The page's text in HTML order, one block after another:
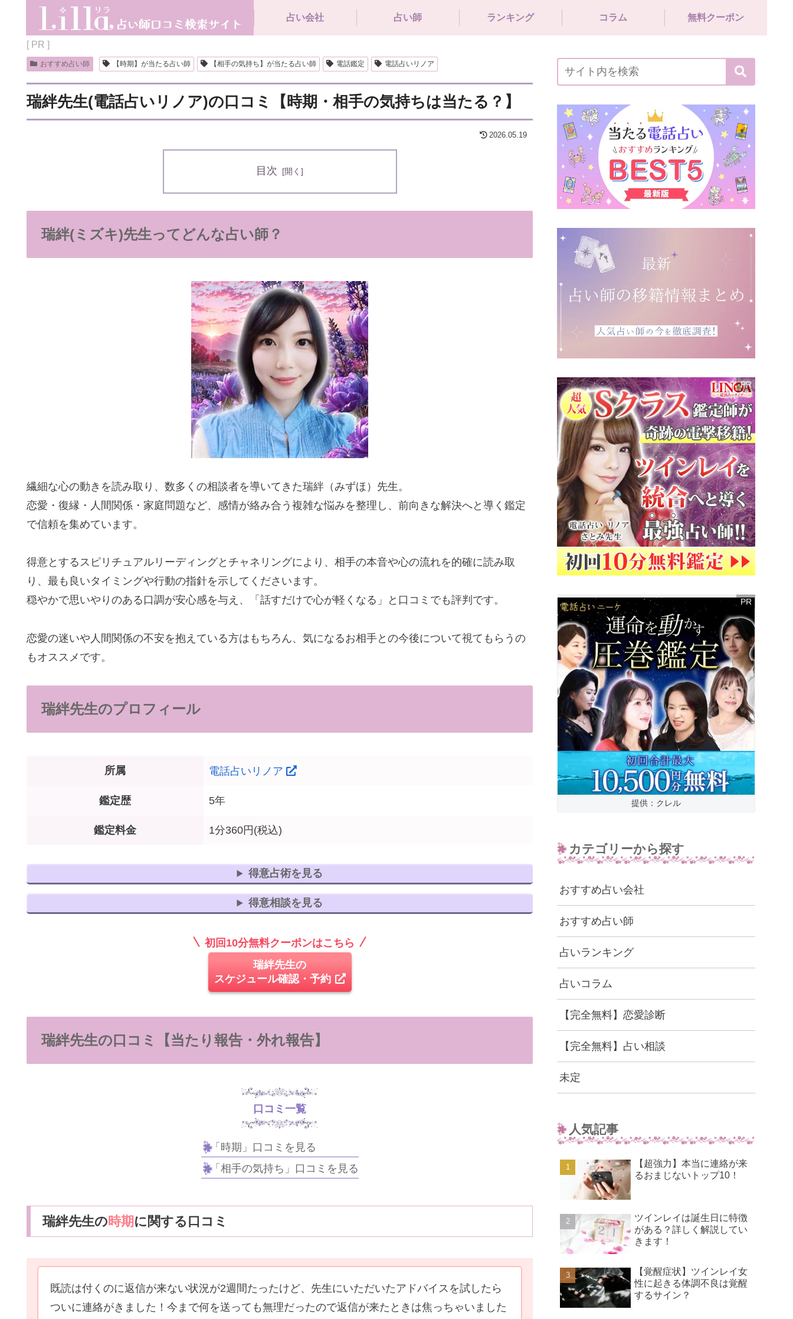
占い会社 占い師 ランキング コラム 無料クーポン
[ PR ]
おすすめ占い師 【時期】が当たる占い師 【相手の気持ち】が当たる占い師 電話鑑定 電話占いリノア
瑞絆先生(電話占いリノア)の口コミ【時期・相手の気持ちは当たる？】
2026.05.19
目次
瑞絆(ミズキ)先生ってどんな占い師？
繊細な心の動きを読み取り、数多くの相談者を導いてきた瑞絆（みずほ）先生。
恋愛・復縁・人間関係・家庭問題など、感情が絡み合う複雑な悩みを整理し、前向きな解決へと導く鑑定
で信頼を集めています。
得意とするスピリチュアルリーディングとチャネリングにより、相手の本音や心の流れを的確に読み取
り、最も良いタイミングや行動の指針を示してくださいます。
穏やかで思いやりのある口調が安心感を与え、「話すだけで心が軽くなる」と口コミでも評判です。
恋愛の迷いや人間関係の不安を抱えている方はもちろん、気になるお相手との今後について視てもらうの
もオススメです。
瑞絆先生のプロフィール
所属 電話占いリノア
鑑定歴 5年
鑑定料金 1分360円(税込)
得意占術を見る
得意相談を見る
初回10分無料クーポンはこちら
瑞絆先生の
スケジュール確認・予約
瑞絆先生の口コミ【当たり報告・外れ報告】
口コミ一覧
「時期」口コミを見る
「相手の気持ち」口コミを見る
瑞絆先生の時期 に関する口コミ
既読は付くのに返信が来ない状況が2週間たったけど、先生にいただいたアドバイスを試したら
ついに連絡がきました！今まで何を送っても無理だったので返信が来たときは焦っちゃいました
提供：クレル
カテゴリーから探す
おすすめ占い会社
おすすめ占い師
占いランキング
占いコラム
【完全無料】恋愛診断
【完全無料】占い相談
未定
人気記事
【超強力】本当に連絡が来
るおまじないトップ10！
ツインレイは誕生日に特徴
がある？詳しく解説してい
きます！
【覚醒症状】ツインレイ女
性に起きる体調不良は覚醒
するサイン？